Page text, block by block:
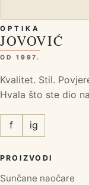
OPTIKA
JOVOVIĆ
OD 1997.
Kvalitet. Stil.
Hvala što ste dio
f ig
PROIZVODI
Sunčane naočare